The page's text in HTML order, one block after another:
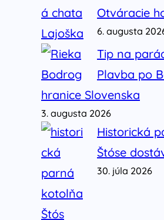
Otváracie
6. augusta
Tip na
Plavba po
hranice Slovenska
3. augusta 2026
Historická
Štóse
30. júla 2026